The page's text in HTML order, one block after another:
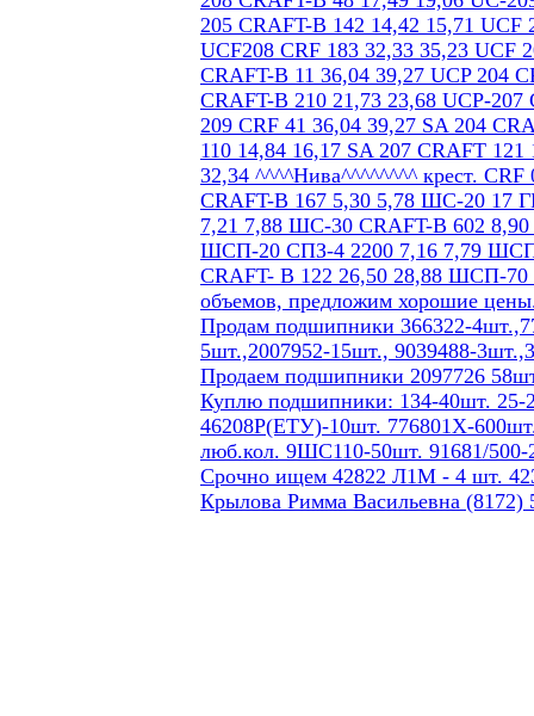
Продам подшипники 366322-
5шт.,2007952-15шт., 9039488-
Продаем подшипники 2097726
Куплю подшипники: 134-40шт.
46208Р(ЕТУ)-10шт. 776801Х-
люб.кол. 9ШС110-50шт. 91681/500-
Срочно ищем 42822 Л1М - 4 шт.
Крылова Римма Васильевна (8172)